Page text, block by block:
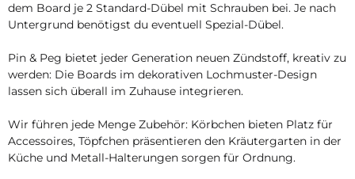
dem Board je 2 Standard-Dübel mit Schrauben bei. Je nach
Untergrund benötigst du eventuell Spezial-Dübel.
Pin & Peg bietet jeder Generation neuen Zündstoff, kreativ zu
werden: Die Boards im dekorativen Lochmuster-Design
lassen sich überall im Zuhause integrieren.
Wir führen jede Menge Zubehör: Körbchen bieten Platz für
Accessoires, Töpfchen präsentieren den Kräutergarten in der
Küche und Metall-Halterungen sorgen für Ordnung.